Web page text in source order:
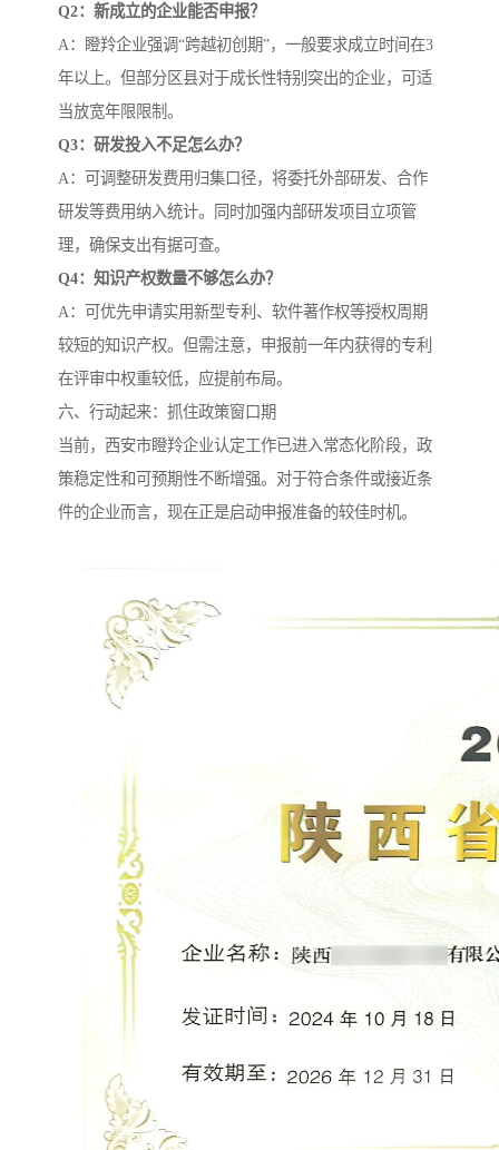
Q2：新成立的企业能否申报？
A：瞪羚企业强调“跨越初创期”，一般要求成立时间在3
年以上。但部分区县对于成长性特别突出的企业，可适
当放宽年限限制。
Q3：研发投入不足怎么办？
A：可调整研发费用归集口径，将委托外部研发、合作
研发等费用纳入统计。同时加强内部研发项目立项管
理，确保支出有据可查。
Q4：知识产权数量不够怎么办？
A：可优先申请实用新型专利、软件著作权等授权周期
较短的知识产权。但需注意，申报前一年内获得的专利
在评审中权重较低，应提前布局。
六、行动起来：抓住政策窗口期
当前，西安市瞪羚企业认定工作已进入常态化阶段，政
策稳定性和可预期性不断增强。对于符合条件或接近条
件的企业而言，现在正是启动申报准备的较佳时机。